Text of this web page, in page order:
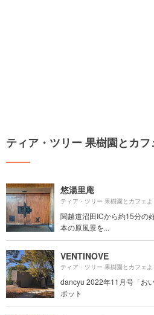
ティア・ツリー 果樹園とカ
悠湯里庵
ティア・ツリー 果樹園とカフェ
関越道沼田ICから約15分の
本の原風景を...
VENTINOVE
ティア・ツリー 果樹園とカフェ
dancyu 2022年11月号「お
ポット